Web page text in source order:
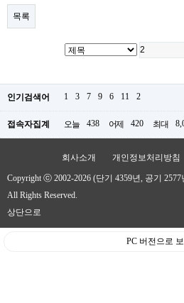
목록
인기검색어 1 3 7 9 6 11 2
접속자집계 오늘 438 어제 420 최대
회사소개 개인정보처리방침
Copyright ⓒ 2002-2026 (단기 4359년, 공기
All Rights Reserved.
상단으로
PC 버전으로 보